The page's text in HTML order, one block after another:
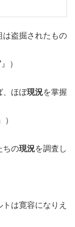
は盗掘されたもの
）
、ほぼ現況を掌握
ちの現況を調査し
は寛容になりえ